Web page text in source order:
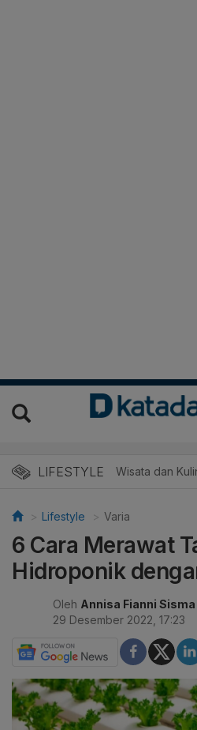
LIFESTYLE Wisata dan
Lifestyle Varia
6 Cara Merawat
Hidroponik
Oleh Annisa Fianni Sisma
29 Desember 2022, 17:23